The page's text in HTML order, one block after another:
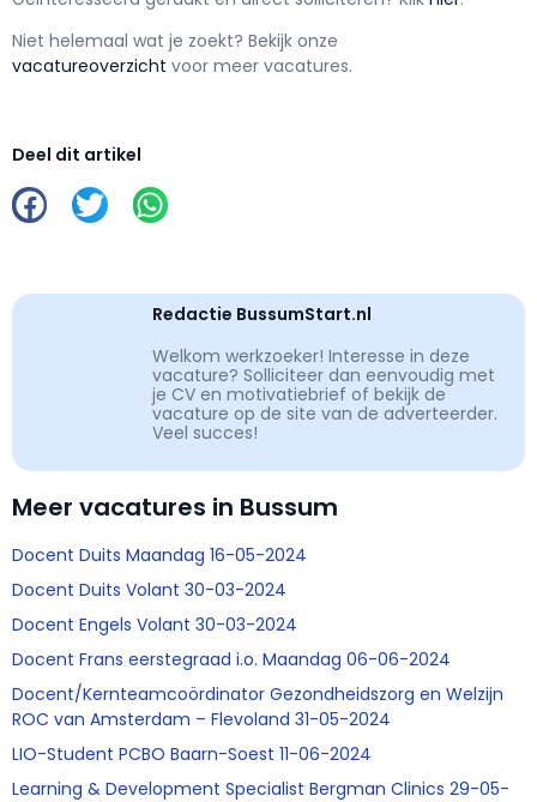
Niet helemaal wat je zoekt? Bekijk onze
vacatureoverzicht voor meer vacatures.
Deel dit artikel
Redactie BussumStart.nl
Welkom werkzoeker! Interesse in deze
vacature? Solliciteer dan eenvoudig met
je CV en motivatiebrief of bekijk de
vacature op de site van de adverteerder.
Veel succes!
Meer vacatures in Bussum
Docent Duits Maandag 16-05-2024
Docent Duits Volant 30-03-2024
Docent Engels Volant 30-03-2024
Docent Frans eerstegraad i.o. Maandag 06-06-2024
Docent/Kernteamcoördinator Gezondheidszorg en Welzijn
ROC van Amsterdam – Flevoland 31-05-2024
LIO-Student PCBO Baarn-Soest 11-06-2024
Learning & Development Specialist Bergman Clinics 29-05-